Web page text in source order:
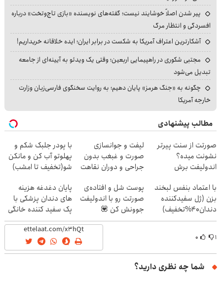
پیر شدن اصلاً خوشایند نیست؛ گفته‌های نویسنده «بازی تاج‌وتخت» درباره
افسردگی و انتظار مرگ
آشکارترین اعتراف آمریکا به شکست در برابر ایران؛ ایده خلاقانه خریداریم!
مجتبی شکوری در راهپیمایی اربعین؛ وقتی یک ویدئو به آیینه‌ای از جامعه
تبدیل می‌شود
چگونه به «جنگ هرمز» پایان دهیم؛ به روایت سخنگوی فارسی‌زبان وزارت
خارجه آمریکا
مطالب پیشنهادی
صورتت از سنت پیرتر
نشونت میده؟
اندولیفت برش
لیفت و جوانسازی
صورت و غبغب بدون
جراحی و دوران نقاهت
با پودر جلبک شکم و
پهلوتو آب کن و مانکن
شو(تخفیف تا امشب)
با اعتماد بنفس لبخند
بزن (ژل سفیدکننده
دندان40%تخفیف)
پوست شل و افتاده‌ی
صورتت رو با اندولیفت
جوونش کن 💟
پایان دغدغه هزینه
های دندان پزشکی با
پک سفید کننده خانگی
۱ ۰
شما چه نظری دارید؟